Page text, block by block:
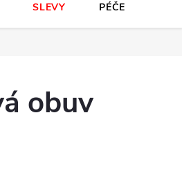
SLEVY PÉČE O OBUV
obuv